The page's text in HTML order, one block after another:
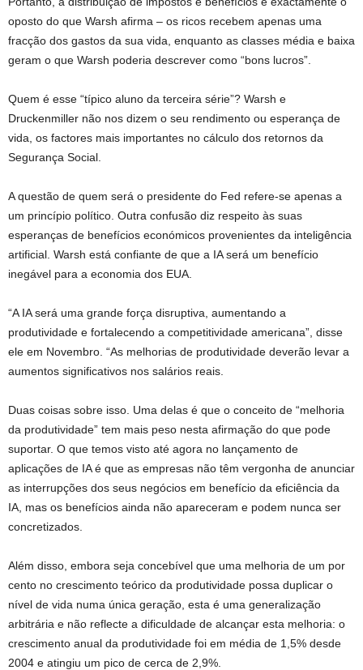
oposto do que Warsh afirma – os ricos recebem apenas uma
fracção dos gastos da sua vida, enquanto as classes média e baixa
geram o que Warsh poderia descrever como “bons lucros”.
Quem é esse “típico aluno da terceira série”? Warsh e
Druckenmiller não nos dizem o seu rendimento ou esperança de
vida, os factores mais importantes no cálculo dos retornos da
Segurança Social.
A questão de quem será o presidente do Fed refere-se apenas a
um princípio político. Outra confusão diz respeito às suas
esperanças de benefícios económicos provenientes da inteligência
artificial. Warsh está confiante de que a IA será um benefício
inegável para a economia dos EUA.
“A IA será uma grande força disruptiva, aumentando a
produtividade e fortalecendo a competitividade americana”, disse
ele em Novembro. “As melhorias de produtividade deverão levar a
aumentos significativos nos salários reais.
Duas coisas sobre isso. Uma delas é que o conceito de “melhoria
da produtividade” tem mais peso nesta afirmação do que pode
suportar. O que temos visto até agora no lançamento de
aplicações de IA é que as empresas não têm vergonha de anunciar
as interrupções dos seus negócios em benefício da eficiência da
IA, mas os benefícios ainda não apareceram e podem nunca ser
concretizados.
Além disso, embora seja concebível que uma melhoria de um por
cento no crescimento teórico da produtividade possa duplicar o
nível de vida numa única geração, esta é uma generalização
arbitrária e não reflecte a dificuldade de alcançar esta melhoria: o
crescimento anual da produtividade foi em média de 1,5% desde
2004 e atingiu um pico de cerca de 2,9%.